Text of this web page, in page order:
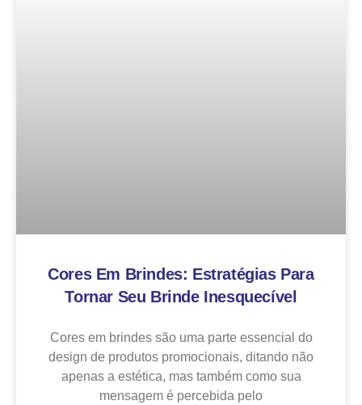
Cores Em Brindes: Estratégias Para
Tornar Seu Brinde Inesquecível
Cores em brindes são uma parte essencial do
design de produtos promocionais, ditando não
apenas a estética, mas também como sua
mensagem é percebida pelo